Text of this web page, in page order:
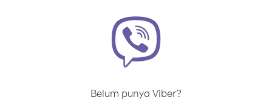
Belum punya Viber?